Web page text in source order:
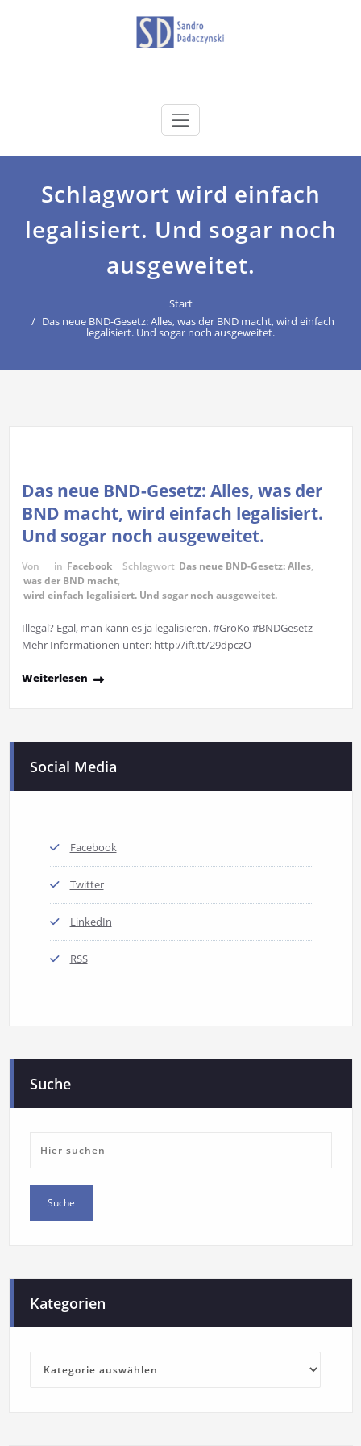
dadaczynski.de
Schlagwort wird einfach
legalisiert. Und sogar noch
ausgeweitet.
Start
Das neue BND-Gesetz: Alles, was der BND macht, wird einfach
legalisiert. Und sogar noch ausgeweitet.
Das neue BND-Gesetz: Alles, was der
BND macht, wird einfach legalisiert.
Und sogar noch ausgeweitet.
Von in Facebook Schlagwort Das neue BND-Gesetz: Alles,
was der BND macht,
wird einfach legalisiert. Und sogar noch ausgeweitet.
Illegal? Egal, man kann es ja legalisieren. #GroKo #BNDGesetz
Mehr Informationen unter: http://ift.tt/29dpczO
Weiterlesen
Social Media
Facebook
Twitter
LinkedIn
RSS
Suche
Kategorien